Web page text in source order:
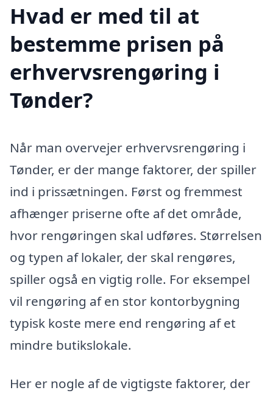
Hvad er med til at
bestemme prisen på
erhvervsrengøring i
Tønder?
Når man overvejer erhvervsrengøring i
Tønder, er der mange faktorer, der spiller
ind i prissætningen. Først og fremmest
afhænger priserne ofte af det område,
hvor rengøringen skal udføres. Størrelsen
og typen af lokaler, der skal rengøres,
spiller også en vigtig rolle. For eksempel
vil rengøring af en stor kontorbygning
typisk koste mere end rengøring af et
mindre butikslokale.
Her er nogle af de vigtigste faktorer, der